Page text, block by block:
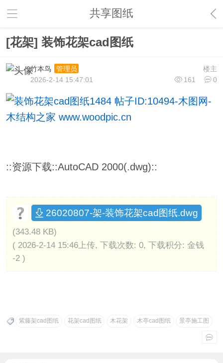
共享图纸
[花架] 装饰花架cad图纸
楼主
竹本鸟
管理员
161
0
2026-2-14 15:47:01
::资源下载::AutoCAD 2000(.dwg)::
26020807-架-装饰花架cad图纸.dwg
(343.48 KB)
( 2026-2-14 15:46上传, 下载次数: 0, 下载积分: 金钱
-2 )
紫藤架cad图纸 花架cad图纸 木花架 木亭cad图纸 景亭施工图